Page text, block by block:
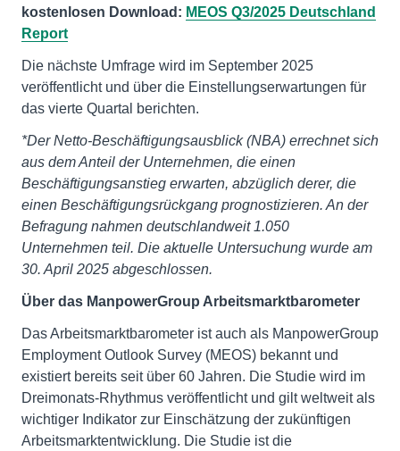
kostenlosen Download: MEOS Q3/2025 Deutschland
Report
Die nächste Umfrage wird im September 2025
veröffentlicht und über die Einstellungserwartungen für
das vierte Quartal berichten.
*Der Netto-Beschäftigungsausblick (NBA) errechnet sich
aus dem Anteil der Unternehmen, die einen
Beschäftigungsanstieg erwarten, abzüglich derer, die
einen Beschäftigungsrückgang prognostizieren. An der
Befragung nahmen deutschlandweit 1.050
Unternehmen teil. Die aktuelle Untersuchung wurde am
30. April 2025 abgeschlossen.
Über das ManpowerGroup Arbeitsmarktbarometer
Das Arbeitsmarktbarometer ist auch als ManpowerGroup
Employment Outlook Survey (MEOS) bekannt und
existiert bereits seit über 60 Jahren. Die Studie wird im
Dreimonats-Rhythmus veröffentlicht und gilt weltweit als
wichtiger Indikator zur Einschätzung der zukünftigen
Arbeitsmarktentwicklung. Die Studie ist die